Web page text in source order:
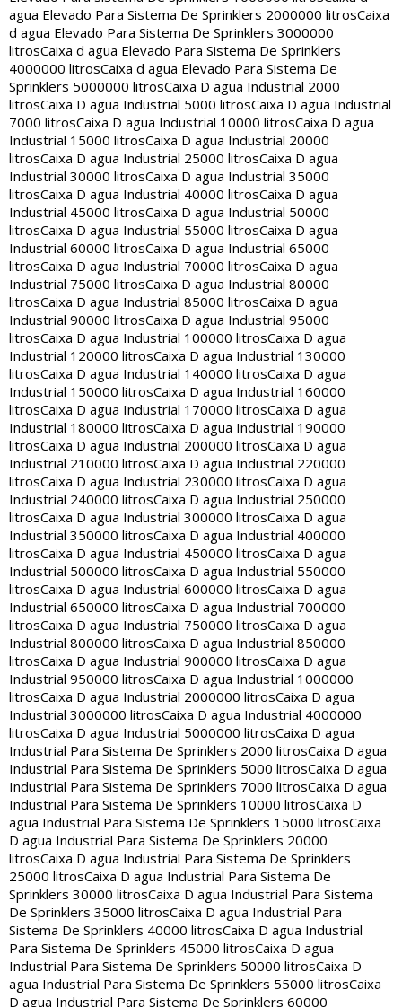
agua Elevado Para Sistema De Sprinklers 2000000 litrosCaixa
d agua Elevado Para Sistema De Sprinklers 3000000
litrosCaixa d agua Elevado Para Sistema De Sprinklers
4000000 litrosCaixa d agua Elevado Para Sistema De
Sprinklers 5000000 litrosCaixa D agua Industrial 2000
litrosCaixa D agua Industrial 5000 litrosCaixa D agua Industrial
7000 litrosCaixa D agua Industrial 10000 litrosCaixa D agua
Industrial 15000 litrosCaixa D agua Industrial 20000
litrosCaixa D agua Industrial 25000 litrosCaixa D agua
Industrial 30000 litrosCaixa D agua Industrial 35000
litrosCaixa D agua Industrial 40000 litrosCaixa D agua
Industrial 45000 litrosCaixa D agua Industrial 50000
litrosCaixa D agua Industrial 55000 litrosCaixa D agua
Industrial 60000 litrosCaixa D agua Industrial 65000
litrosCaixa D agua Industrial 70000 litrosCaixa D agua
Industrial 75000 litrosCaixa D agua Industrial 80000
litrosCaixa D agua Industrial 85000 litrosCaixa D agua
Industrial 90000 litrosCaixa D agua Industrial 95000
litrosCaixa D agua Industrial 100000 litrosCaixa D agua
Industrial 120000 litrosCaixa D agua Industrial 130000
litrosCaixa D agua Industrial 140000 litrosCaixa D agua
Industrial 150000 litrosCaixa D agua Industrial 160000
litrosCaixa D agua Industrial 170000 litrosCaixa D agua
Industrial 180000 litrosCaixa D agua Industrial 190000
litrosCaixa D agua Industrial 200000 litrosCaixa D agua
Industrial 210000 litrosCaixa D agua Industrial 220000
litrosCaixa D agua Industrial 230000 litrosCaixa D agua
Industrial 240000 litrosCaixa D agua Industrial 250000
litrosCaixa D agua Industrial 300000 litrosCaixa D agua
Industrial 350000 litrosCaixa D agua Industrial 400000
litrosCaixa D agua Industrial 450000 litrosCaixa D agua
Industrial 500000 litrosCaixa D agua Industrial 550000
litrosCaixa D agua Industrial 600000 litrosCaixa D agua
Industrial 650000 litrosCaixa D agua Industrial 700000
litrosCaixa D agua Industrial 750000 litrosCaixa D agua
Industrial 800000 litrosCaixa D agua Industrial 850000
litrosCaixa D agua Industrial 900000 litrosCaixa D agua
Industrial 950000 litrosCaixa D agua Industrial 1000000
litrosCaixa D agua Industrial 2000000 litrosCaixa D agua
Industrial 3000000 litrosCaixa D agua Industrial 4000000
litrosCaixa D agua Industrial 5000000 litrosCaixa D agua
Industrial Para Sistema De Sprinklers 2000 litrosCaixa D agua
Industrial Para Sistema De Sprinklers 5000 litrosCaixa D agua
Industrial Para Sistema De Sprinklers 7000 litrosCaixa D agua
Industrial Para Sistema De Sprinklers 10000 litrosCaixa D
agua Industrial Para Sistema De Sprinklers 15000 litrosCaixa
D agua Industrial Para Sistema De Sprinklers 20000
litrosCaixa D agua Industrial Para Sistema De Sprinklers
25000 litrosCaixa D agua Industrial Para Sistema De
Sprinklers 30000 litrosCaixa D agua Industrial Para Sistema
De Sprinklers 35000 litrosCaixa D agua Industrial Para
Sistema De Sprinklers 40000 litrosCaixa D agua Industrial
Para Sistema De Sprinklers 45000 litrosCaixa D agua
Industrial Para Sistema De Sprinklers 50000 litrosCaixa D
agua Industrial Para Sistema De Sprinklers 55000 litrosCaixa
D agua Industrial Para Sistema De Sprinklers 60000